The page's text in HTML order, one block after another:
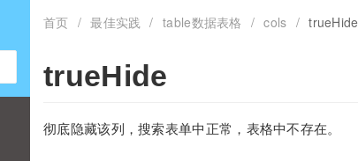
首页 / 最佳实践 / table数据表格 / cols / trueHide
trueHide
彻底隐藏该列，搜索表单中正常，表格中不存在。